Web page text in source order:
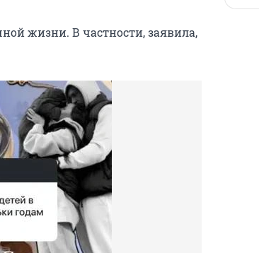
жизни. В частности, заявила,